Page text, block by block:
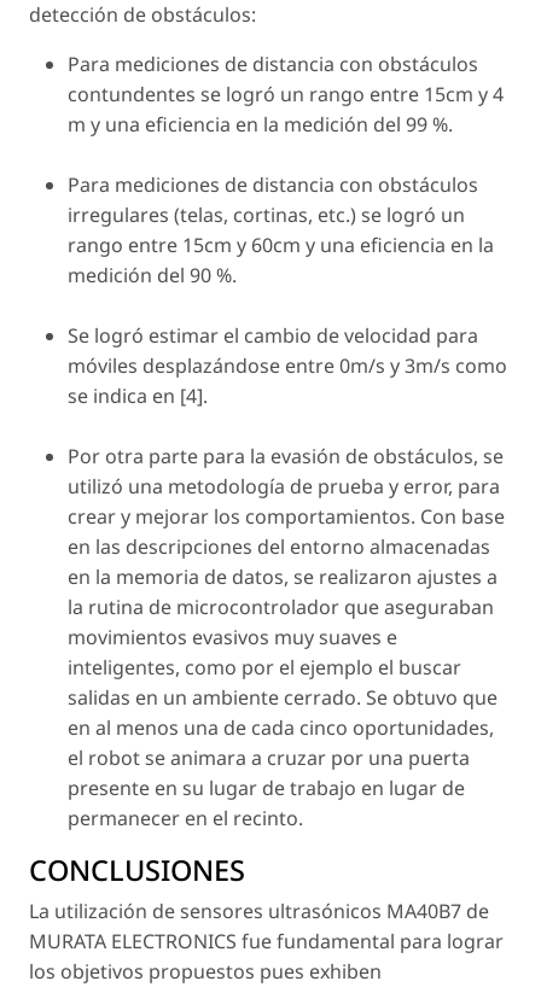
detección de obstáculos:
Para mediciones de distancia con obstáculos
contundentes se logró un rango entre 15cm y 4
m y una eficiencia en la medición del 99 %.
Para mediciones de distancia con obstáculos
irregulares (telas, cortinas, etc.) se logró un
rango entre 15cm y 60cm y una eficiencia en la
medición del 90 %.
Se logró estimar el cambio de velocidad para
móviles desplazándose entre 0m/s y 3m/s como
se indica en [4].
Por otra parte para la evasión de obstáculos, se
utilizó una metodología de prueba y error, para
crear y mejorar los comportamientos. Con base
en las descripciones del entorno almacenadas
en la memoria de datos, se realizaron ajustes a
la rutina de microcontrolador que aseguraban
movimientos evasivos muy suaves e
inteligentes, como por el ejemplo el buscar
salidas en un ambiente cerrado. Se obtuvo que
en al menos una de cada cinco oportunidades,
el robot se animara a cruzar por una puerta
presente en su lugar de trabajo en lugar de
permanecer en el recinto.
CONCLUSIONES
La utilización de sensores ultrasónicos MA40B7 de
MURATA ELECTRONICS fue fundamental para lograr
los objetivos propuestos pues exhiben